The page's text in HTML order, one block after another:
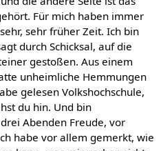
Für mich haben immer
sehr früher Zeit. Ich bin
durch Schicksal, auf die
gestoßen. Aus einem
unheimliche Hemmungen
gelesen Volkshochschule,
du hin. Und bin
Abenden Freude, vor
habe vor allem gemerkt, wie